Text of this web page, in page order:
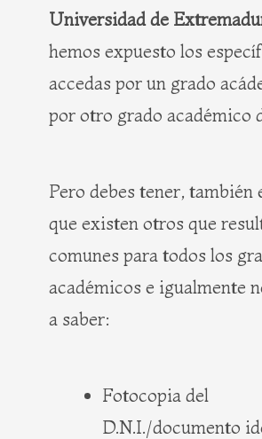
Universidad de
hemos expuesto los
accedas por un grado
por otro grado académico
Pero debes tener, también
que existen otros que
comunes para todos los
académicos e igualmente
a saber:
Fotocopia del
D.N.I./documento